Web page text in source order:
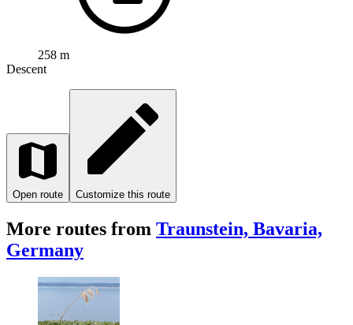
258 m
Descent
Open route Customize this route
More routes from Traunstein, Bavaria,
Germany